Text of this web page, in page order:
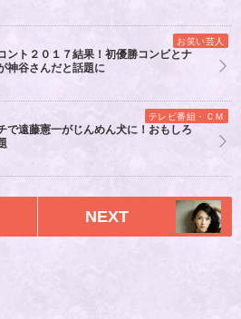
お笑い芸人
ント２０１７結果！初優勝コンビとナ
神谷さんだと話題に
テレビ番組・ＣＭ
で遠藤憲一がじんめん犬に！おもしろ
NEXT